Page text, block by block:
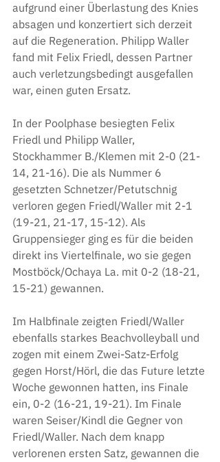
aufgrund einer Überlastung des Knies
absagen und konzertiert sich derzeit
auf die Regeneration. Philipp Waller
fand mit Felix Friedl, dessen Partner
auch verletzungsbedingt ausgefallen
war, einen guten Ersatz.
In der Poolphase besiegten Felix
Friedl und Philipp Waller,
Stockhammer B./Klemen mit 2-0 (21-
14, 21-16). Die als Nummer 6
gesetzten Schnetzer/Petutschnig
verloren gegen Friedl/Waller mit 2-1
(19-21, 21-17, 15-12). Als
Gruppensieger ging es für die beiden
direkt ins Viertelfinale, wo sie gegen
Mostböck/Ochaya La. mit 0-2 (18-21,
15-21) gewannen.
Im Halbfinale zeigten Friedl/Waller
ebenfalls starkes Beachvolleyball und
zogen mit einem Zwei-Satz-Erfolg
gegen Horst/Hörl, die das Future letzte
Woche gewonnen hatten, ins Finale
ein, 0-2 (16-21, 19-21). Im Finale
waren Seiser/Kindl die Gegner von
Friedl/Waller. Nach dem knapp
verlorenen ersten Satz, gewannen die